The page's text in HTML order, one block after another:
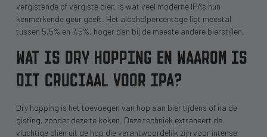
vergistende of vergiste bier, is wat veel moderne IPA’s hun
kenmerkende geur geeft. Het alcoholpercentage ligt meestal
tussen 5,5% en 7,5%, hoger dan bij de meeste andere bierstijlen.
WAT IS DRY HOPPING EN WAAROM IS
DIT CRUCIAAL VOOR IPA?
Dry hopping is het toevoegen van hop aan bier tijdens of na de
gisting, zonder deze te koken. Deze techniek extraheert de
vluchtige oliën uit de hop die verantwoordelijk zijn voor intense